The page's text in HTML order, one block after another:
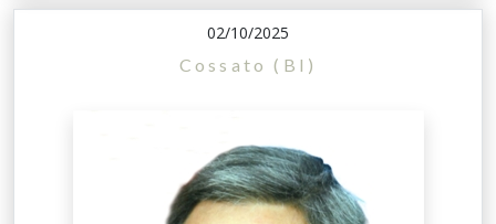
02/10/2025
Cossato (BI)